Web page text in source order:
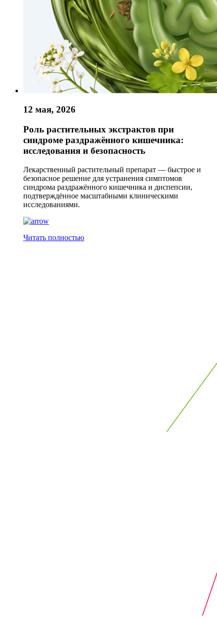
12 мая, 2026
Роль растительных экстрактов при
синдроме раздражённого кишечника:
исследования и безопасность
Лекарственный растительный препарат — быстрое и
безопасное решение для устранения симптомов
синдрома раздражённого кишечника и диспепсии,
подтверждённое масштабными клиническими
исследованиями.
Читать полностью